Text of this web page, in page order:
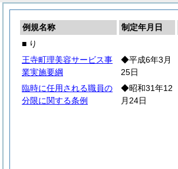
例規名称 制定年月日
■ り
王寺町理美容サービス事
業実施要綱
◆平成6年3月
25日
臨時に任用される職員の
分限に関する条例
◆昭和31年12
月24日